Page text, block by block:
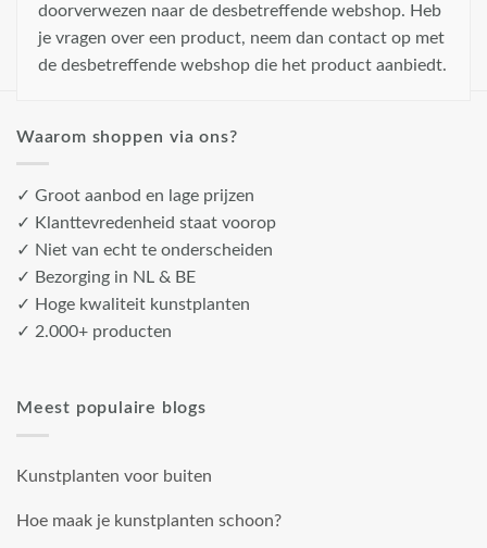
doorverwezen naar de desbetreffende webshop. Heb
je vragen over een product, neem dan contact op met
de desbetreffende webshop die het product aanbiedt.
Waarom shoppen via ons?
✓ Groot aanbod en lage prijzen
✓ Klanttevredenheid staat voorop
✓ Niet van echt te onderscheiden
✓ Bezorging in NL & BE
✓ Hoge kwaliteit kunstplanten
✓ 2.000+ producten
Meest populaire blogs
Kunstplanten voor buiten
Hoe maak je kunstplanten schoon?